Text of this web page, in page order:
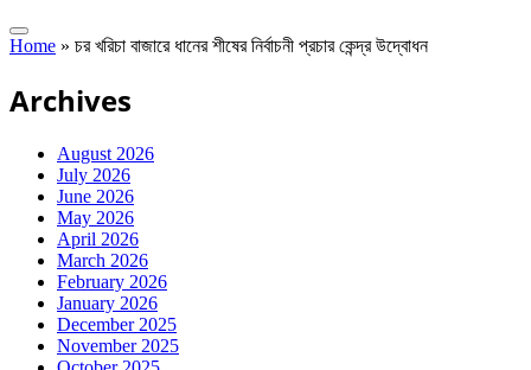
Home » চর খরিচা বাজারে ধানের শীষের নির্বাচনী প্রচার কেন্দ্র উদ্বোধন
Archives
August 2026
July 2026
June 2026
May 2026
April 2026
March 2026
February 2026
January 2026
December 2025
November 2025